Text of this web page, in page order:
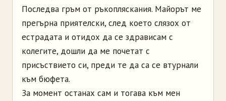
Последва гръм от ръкопляскания. Майорът ме
прегърна приятелски, след което слязох от
естрадата и отидох да се здрависам с
колегите, дошли да ме почетат с
присъствието си, преди те да са се втурнали
към бюфета.
За момент останах сам и тогава към мен